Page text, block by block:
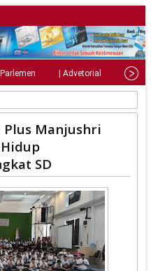
| Parlemen | Advetorial |
Plus Manjushri
SD